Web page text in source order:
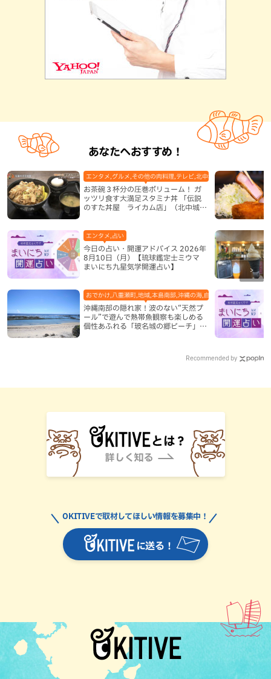
あなたへおすすめ！
お茶碗３杯分の圧巻ボリューム！ ガ
ッツリ食す大満足スタミナ丼 「伝説
のすた丼屋 ライカム店」（北中城
エンタメ,グルメ,その他の肉料理,テレビ,北中城村,地域,本島中部
今日の占い・開運アドバイス 2026年
8月10日（月）【琉球鑑定士ミウマ
まいにち九星気学開運占い】
エンタメ,占い
沖縄南部の隠れ家！波のない“天然プ
ール”で遊んで熱帯魚観察も楽しめる
個性あふれる「玻名城の郷ビーチ」
おでかけ,八重瀬町,地域,本島南部,沖縄の海,自然
Recommended by
に送る！
OKITIVEで取材してほしい情報を募集中！